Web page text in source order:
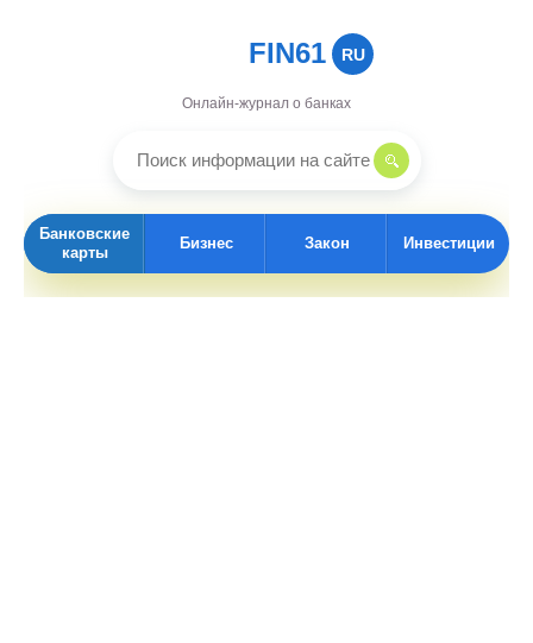
FIN61 RU
Онлайн-журнал о банках
Банковские
карты
Бизнес Закон Инвестиции